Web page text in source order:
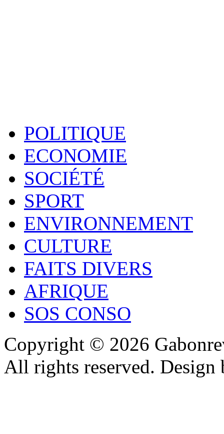
POLITIQUE
ECONOMIE
SOCIÉTÉ
SPORT
ENVIRONNEMENT
CULTURE
FAITS DIVERS
AFRIQUE
SOS CONSO
Copyright © 2026
All rights reserved.